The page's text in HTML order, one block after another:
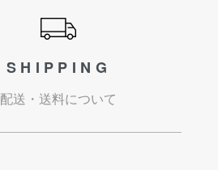
SHIPPING
配送・送料について